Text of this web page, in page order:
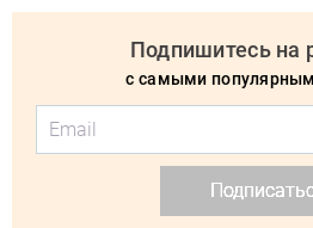
Подпишитесь на
с самыми